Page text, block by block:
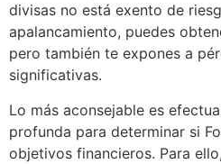
divisas no está exento de
apalancamiento, puedes
pero también te expones a
significativas.
Lo más aconsejable es
profunda para determinar si
objetivos financieros. Para